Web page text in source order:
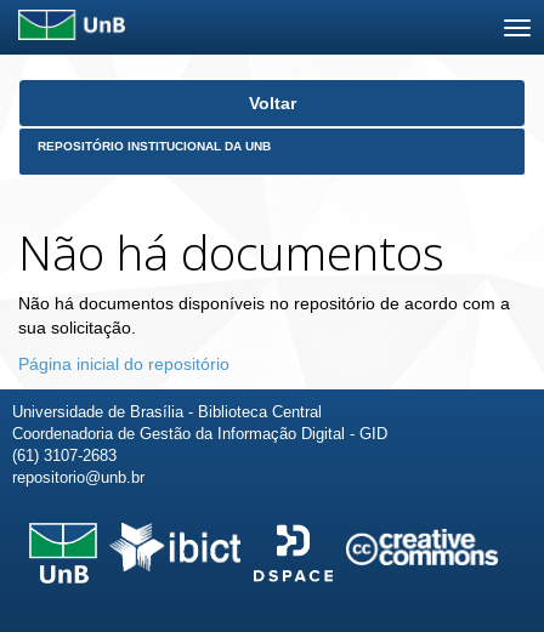
Skip
Voltar
REPOSITÓRIO INSTITUCIONAL DA UNB
Não há documentos
Não há documentos disponíveis no repositório de acordo com a
sua solicitação.
Página inicial do repositório
Universidade de Brasília - Biblioteca Central
Coordenadoria de Gestão da Informação Digital - GID
(61) 3107-2683
repositorio@unb.br